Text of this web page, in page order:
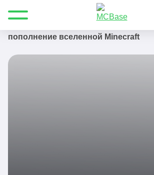
Все для Minecraft
Блог Майнкрафт
Блаб: голубой моб с красными
пополнение вселенной Minecraft